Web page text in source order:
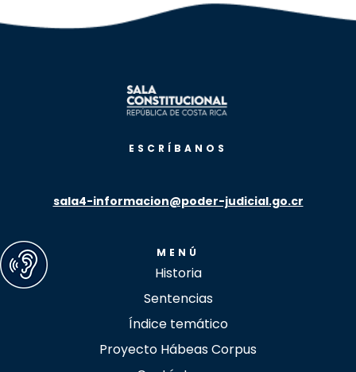
ESCRÍBANOS
sala4-informacion@poder-judicial.go.cr
MENÚ
Historia
Sentencias
Índice temático
Proyecto Hábeas Corpus